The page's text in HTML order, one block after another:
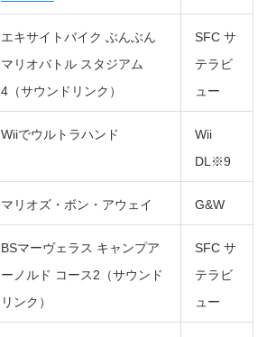
エキサイトバイク ぶんぶん
マリオバトル スタジアム
4（サウンドリンク）
SFC サ
テラビ
ュー
Wiiでウルトラハンド
Wii
DL※9
マリオズ・ボン・アウェイ G&W
BSマーヴェラス キャンプア
ーノルド コース2（サウンド
リンク）
SFC サ
テラビ
ュー